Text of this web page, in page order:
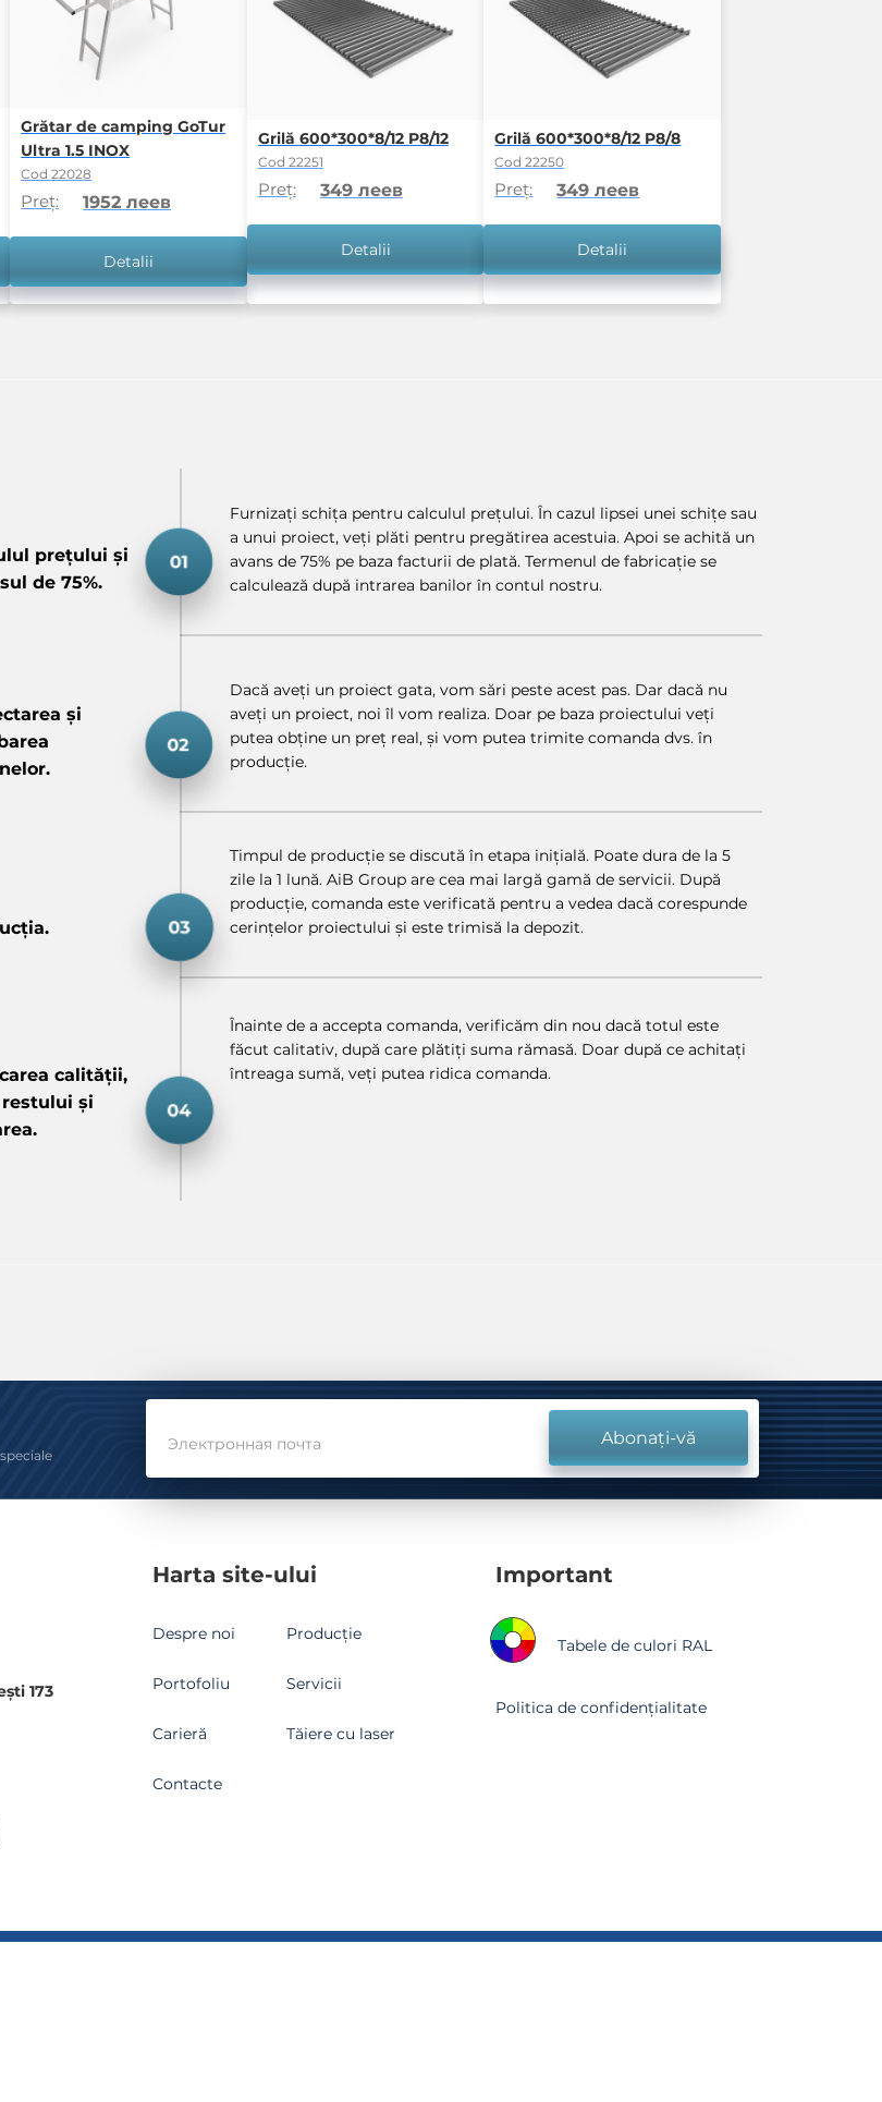
Grătar de camping GoTur
Ultra 1.5 INOX
Cod 22028
Preț: 1952 леев
Detalii
Grilă 600*300*8/12 P8/12
Cod 22251
Preț: 349 леев
Detalii
Grilă 600*300*8/12 P8/8
Cod 22250
Preț: 349 леев
Detalii
prețului și
de 75%.
și
calității,
și
Furnizați schița pentru calculul prețului. În cazul lipsei unei schițe sau
a unui proiect, veți plăti pentru pregătirea acestuia. Apoi se achită un
avans de 75% pe baza facturii de plată. Termenul de fabricație se
calculează după intrarea banilor în contul nostru.
Dacă aveți un proiect gata, vom sări peste acest pas. Dar dacă nu
aveți un proiect, noi îl vom realiza. Doar pe baza proiectului veți
putea obține un preț real, și vom putea trimite comanda dvs. în
producție.
Timpul de producție se discută în etapa inițială. Poate dura de la 5
zile la 1 lună. AiB Group are cea mai largă gamă de servicii. După
producție, comanda este verificată pentru a vedea dacă corespunde
cerințelor proiectului și este trimisă la depozit.
Înainte de a accepta comanda, verificăm din nou dacă totul este
făcut calitativ, după care plătiți suma rămasă. Doar după ce achitați
întreaga sumă, veți putea ridica comanda.
Электронная почта Abonați-vă
173
Harta site-ului
Despre noi
Portofoliu
Carieră
Contacte
Producție
Servicii
Tăiere cu laser
Important
Tabele de culori RAL
Politica de confidențialitate